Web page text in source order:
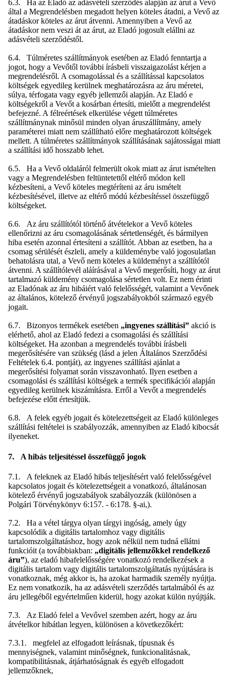
6.3. Ha az Eladó az adásvételi szerződés alapján az árut a Vevő
által a Megrendelésben megadott helyen köteles átadni, a Vevő az
átadáskor köteles az árut átvenni. Amennyiben a Vevő az
átadáskor nem veszi át az árut, az Eladó jogosult elállni az
adásvételi szerződéstől.
6.4. Túlméretes szállítmányok esetében az Eladó fenntartja a
jogot, hogy a Vevőtől további írásbeli visszaigazolást kérjen a
megrendelésről. A csomagolással és a szállítással kapcsolatos
költségek egyedileg kerülnek meghatározásra az áru méretei,
súlya, térfogata vagy egyéb jellemzői alapján. Az Eladó e
költségekről a Vevőt a kosárban értesíti, mielőtt a megrendelést
befejezné. A félreértések elkerülése végett túlméretes
szállítmánynak minősül minden olyan áruszállítmány, amely
paraméterei miatt nem szállítható előre meghatározott költségek
mellett. A túlméretes szállítmányok szállításának sajátosságai miatt
a szállítási idő hosszabb lehet.
6.5. Ha a Vevő oldaláról felmerült okok miatt az árut ismételten
vagy a Megrendelésben feltüntetettől eltérő módon kell
kézbesíteni, a Vevő köteles megtéríteni az áru ismételt
kézbesítésével, illetve az eltérő módú kézbesítéssel összefüggő
költségeket.
6.6. Az áru szállítótól történő átvételekor a Vevő köteles
ellenőrizni az áru csomagolásának sértetlenségét, és bármilyen
hiba esetén azonnal értesíteni a szállítót. Abban az esetben, ha a
csomag sérülését észleli, amely a küldeménybe való jogosulatlan
behatolásra utal, a Vevő nem köteles a küldeményt a szállítótól
átvenni. A szállítólevél aláírásával a Vevő megerősíti, hogy az árut
tartalmazó küldemény csomagolása sértetlen volt. Ez nem érinti
az Eladónak az áru hibáiért való felelősségét, valamint a Vevőnek
az általános, kötelező érvényű jogszabályokból származó egyéb
jogait.
6.7. Bizonyos termékek esetében „ingyenes szállítási” akció is
elérhető, ahol az Eladó fedezi a csomagolási és szállítási
költségeket. Ha azonban a megrendelés további írásbeli
megerősítésére van szükség (lásd a jelen Általános Szerződési
Feltételek 6.4. pontját), az ingyenes szállítási ajánlat a
megerősítési folyamat során visszavonható. Ilyen esetben a
csomagolási és szállítási költségek a termék specifikációi alapján
egyedileg kerülnek kiszámításra. Erről a Vevőt a megrendelés
befejezése előtt értesítjük.
6.8. A felek egyéb jogait és kötelezettségeit az Eladó különleges
szállítási feltételei is szabályozzák, amennyiben az Eladó kibocsát
ilyeneket.
7. A hibás teljesítéssel összefüggő jogok
7.1. A feleknek az Eladó hibás teljesítésért való felelősségével
kapcsolatos jogait és kötelezettségeit a vonatkozó, általánosan
kötelező érvényű jogszabályok szabályozzák (különösen a
Polgári Törvénykönyv 6:157. - 6:178. §-ai,).
7.2. Ha a vétel tárgya olyan tárgyi ingóság, amely úgy
kapcsolódik a digitális tartalomhoz vagy digitális
tartalomszolgáltatáshoz, hogy azok nélkül nem tudná ellátni
funkcióit (a továbbiakban: „digitális jellemzőkkel rendelkező
áru”), az eladó hibafelelősségére vonatkozó rendelkezések a
digitális tartalom vagy digitális tartalomszolgáltatás nyújtására is
vonatkoznak, még akkor is, ha azokat harmadik személy nyújtja.
Ez nem vonatkozik, ha az adásvételi szerződés tartalmából és az
áru jellegéből egyértelműen kiderül, hogy azokat külön nyújtják.
7.3. Az Eladó felel a Vevővel szemben azért, hogy az áru
átvételkor hibátlan legyen, különösen a következőkért:
7.3.1. megfelel az elfogadott leírásnak, típusnak és
mennyiségnek, valamint minőségnek, funkcionalitásnak,
kompatibilitásnak, átjárhatóságnak és egyéb elfogadott
jellemzőknek,